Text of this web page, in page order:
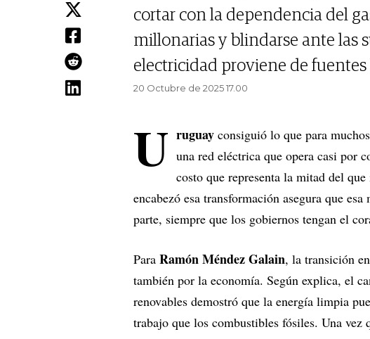
cortar con la dependencia del
millonarias y blindarse ante las
electricidad proviene de fuentes
20 Octubre de 2025 17.00
U ruguay consiguió lo que para
una red eléctrica que opera casi por
costo que representa la mitad del
encabezó esa transformación asegura que
parte, siempre que los gobiernos tengan el
Para Ramón Méndez Galain, la transición
también por la economía. Según explica, el
renovables demostró que la energía limpia
trabajo que los combustibles fósiles. Una